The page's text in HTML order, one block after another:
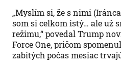
„Myslím si, že s nimi
som si celkom istý… ale už
režimu,“ povedal Trump
Force One, pričom
zabitých počas mesiac